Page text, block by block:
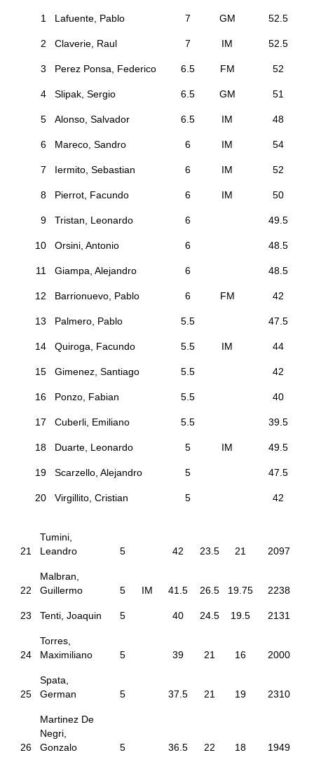
1 Lafuente, Pablo 7 GM 52.5
2 Claverie, Raul 7 IM 52.5
3 Perez Ponsa, Federico 6.5 FM 52
4 Slipak, Sergio 6.5 GM 51
5 Alonso, Salvador 6.5 IM 48
6 Mareco, Sandro 6 IM 54
7 Iermito, Sebastian 6 IM 52
8 Pierrot, Facundo 6 IM 50
9 Tristan, Leonardo 6 49.5
10 Orsini, Antonio 6 48.5
11 Giampa, Alejandro 6 48.5
12 Barrionuevo, Pablo 6 FM 42
13 Palmero, Pablo 5.5 47.5
14 Quiroga, Facundo 5.5 IM 44
15 Gimenez, Santiago 5.5 42
16 Ponzo, Fabian 5.5 40
17 Cuberli, Emiliano 5.5 39.5
18 Duarte, Leonardo 5 IM 49.5
19 Scarzello, Alejandro 5 47.5
20 Virgillito, Cristian 5 42
21
Tumini,
Leandro
5 42 23.5 21 2097
22
Malbran,
Guillermo
5 IM 41.5 26.5 19.75 2238
23 Tenti, Joaquin 5 40 24.5 19.5 2131
24
Torres,
Maximiliano
5 39 21 16 2000
25
Spata,
German
5 37.5 21 19 2310
26
Martinez De
Negri,
Gonzalo
5 36.5 22 18 1949